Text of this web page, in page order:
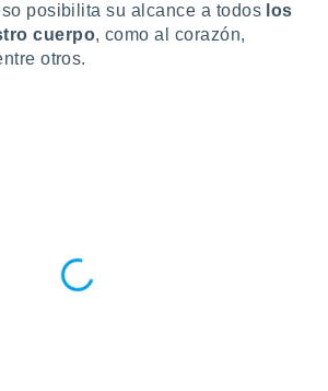
posibilita su alcance a todos los
cuerpo, como al corazón,
otros.